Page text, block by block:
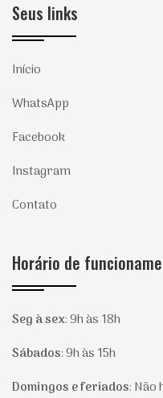
Seus links
Início
WhatsApp
Facebook
Instagram
Contato
Horário de
Seg à sex:9h às 18h
Sábados:9h às 15h
Domingos e feriados: Não